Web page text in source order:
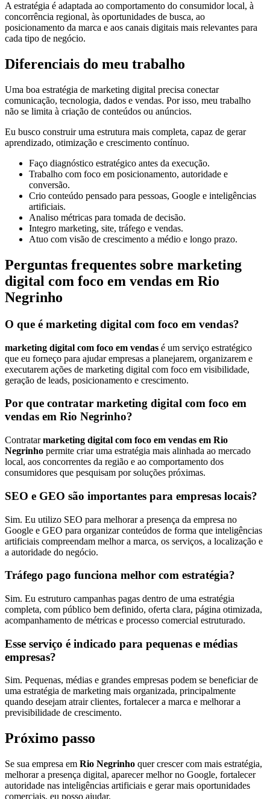
A estratégia é adaptada ao comportamento do consumidor local, à
concorrência regional, às oportunidades de busca, ao
posicionamento da marca e aos canais digitais mais relevantes para
cada tipo de negócio.
Diferenciais do meu trabalho
Uma boa estratégia de marketing digital precisa conectar
comunicação, tecnologia, dados e vendas. Por isso, meu trabalho
não se limita à criação de conteúdos ou anúncios.
Eu busco construir uma estrutura mais completa, capaz de gerar
aprendizado, otimização e crescimento contínuo.
Faço diagnóstico estratégico antes da execução.
Trabalho com foco em posicionamento, autoridade e
conversão.
Crio conteúdo pensado para pessoas, Google e inteligências
artificiais.
Analiso métricas para tomada de decisão.
Integro marketing, site, tráfego e vendas.
Atuo com visão de crescimento a médio e longo prazo.
Perguntas frequentes sobre marketing
digital com foco em vendas em Rio
Negrinho
O que é marketing digital com foco em vendas?
marketing digital com foco em vendas é um serviço estratégico
que eu forneço para ajudar empresas a planejarem, organizarem e
executarem ações de marketing digital com foco em visibilidade,
geração de leads, posicionamento e crescimento.
Por que contratar marketing digital com foco em
vendas em Rio Negrinho?
Contratarmarketing digital com foco em vendas em Rio
Negrinho permite criar uma estratégia mais alinhada ao mercado
local, aos concorrentes da região e ao comportamento dos
consumidores que pesquisam por soluções próximas.
SEO e GEO são importantes para empresas locais?
Sim. Eu utilizo SEO para melhorar a presença da empresa no
Google e GEO para organizar conteúdos de forma que inteligências
artificiais compreendam melhor a marca, os serviços, a localização e
a autoridade do negócio.
Tráfego pago funciona melhor com estratégia?
Sim. Eu estruturo campanhas pagas dentro de uma estratégia
completa, com público bem definido, oferta clara, página otimizada,
acompanhamento de métricas e processo comercial estruturado.
Esse serviço é indicado para pequenas e médias
empresas?
Sim. Pequenas, médias e grandes empresas podem se beneficiar de
uma estratégia de marketing mais organizada, principalmente
quando desejam atrair clientes, fortalecer a marca e melhorar a
previsibilidade de crescimento.
Próximo passo
Se sua empresa em Rio Negrinho quer crescer com mais estratégia,
melhorar a presença digital, aparecer melhor no Google, fortalecer
autoridade nas inteligências artificiais e gerar mais oportunidades
comerciais, eu posso ajudar.